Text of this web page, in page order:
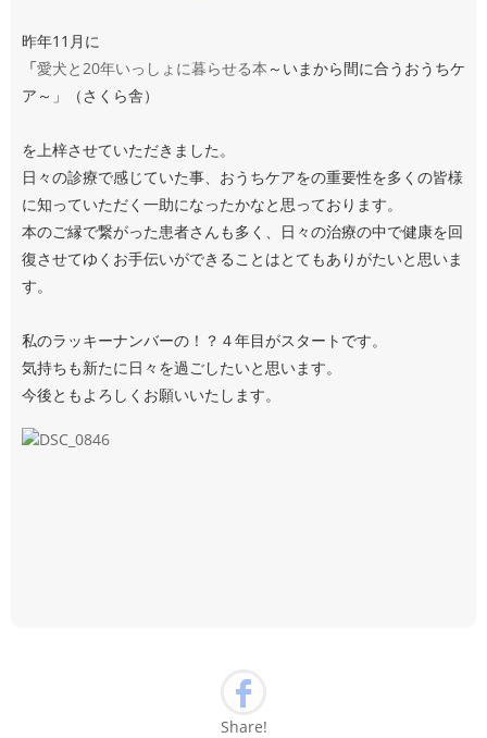
昨年11月に
「愛犬と20年いっしょに暮らせる本 ～いまから間に合うおうちケ
ア～」（さくら舎）
を上梓させていただきました。
日々の診療で感じていた事、おうちケアをの重要性を多くの皆様
に知っていただく一助になったかなと思っております。
本のご縁で繋がった患者さんも多く、日々の治療の中で健康を回
復させてゆくお手伝いができることはとてもありがたいと思いま
す。
私のラッキーナンバーの！？４年目がスタートです。
気持ちも新たに日々を過ごしたいと思います。
今後ともよろしくお願いいたします。
Share!